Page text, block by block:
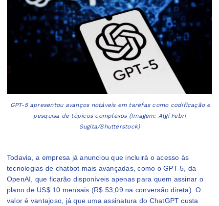
GPT-5 apresentou avanços notáveis em tarefas como codificação e
pesquisa de tópicos complexos (Imagem: Algi Febri
Sugita/Shutterstock)
Todavia, a empresa já anunciou que incluirá o acesso às
tecnologias de chatbot mais avançadas, como o GPT-5, da
OpenAI, que ficarão disponíveis apenas para quem assinar o
plano de US$ 10 mensais (R$ 53,09 na conversão direta). O
valor é vantajoso, já que uma assinatura do ChatGPT custa